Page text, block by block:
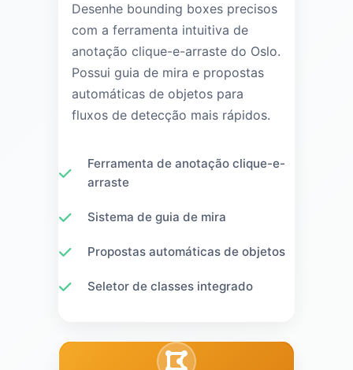
Desenhe bounding boxes precisos
com a ferramenta intuitiva de
anotação clique-e-arraste do Oslo.
Possui guia de mira e propostas
automáticas de objetos para
fluxos de detecção mais rápidos.
Ferramenta de anotação clique-e-
arraste
Sistema de guia de mira
Propostas automáticas de objetos
Seletor de classes integrado